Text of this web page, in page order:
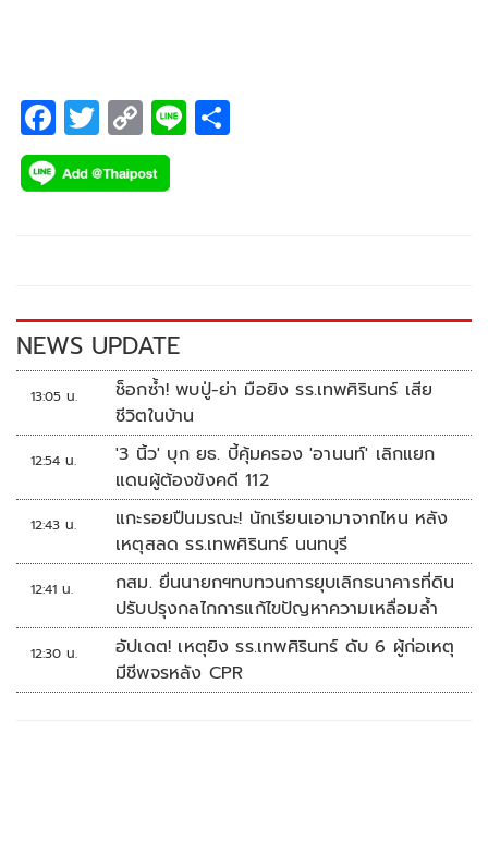
F
ac
e
k
T
wi
tt
C
o
p
k
Li
NEWS UPDATE
13:05 น.
ช็อกซ้ำ! พบปู่-ย่า มือยิง รร.เทพศิรินทร์ เสีย
ชีวิตในบ้าน
12:54 น.
'3 นิ้ว' บุก ยธ. บี้คุ้มครอง 'อานนท์' เลิกแยก
แดนผู้ต้องขังคดี 112
12:43 น.
แกะรอยปืนมรณะ! นักเรียนเอามาจากไหน หลัง
เหตุสลด รร.เทพศิรินทร์ นนทบุรี
12:41 น.
กสม. ยื่นนายกฯทบทวนการยุบเลิกธนาคารที่ดิน
ปรับปรุงกลไกการแก้ไขปัญหาความเหลื่อมล้ำ
12:30 น.
อัปเดต! เหตุยิง รร.เทพศิรินทร์ ดับ 6 ผู้ก่อเหตุ
มีชีพจรหลัง CPR